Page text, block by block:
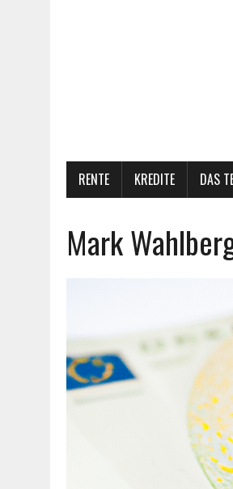
RENTE KREDITE DAS
Mark